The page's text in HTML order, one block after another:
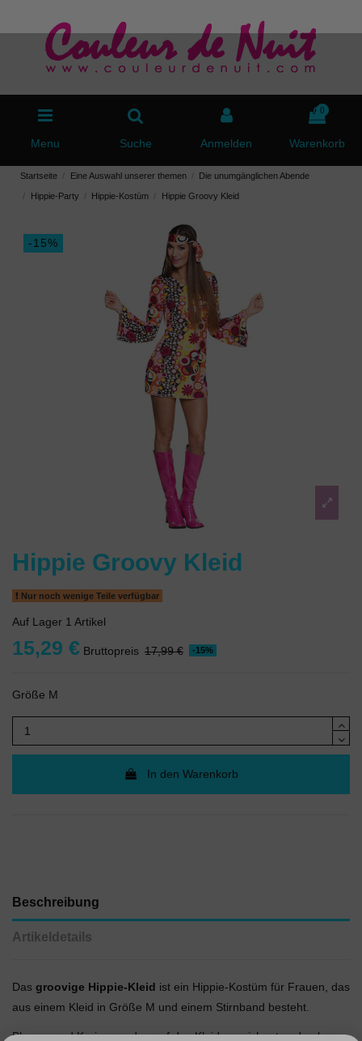
Menu Suche Anmelden
0
Warenkorb
Startseite Eine Auswahl unserer themen Die unumgänglichen Abende
Hippie-Party Hippie-Kostüm Hippie Groovy Kleid
-15%
Hippie Groovy Kleid
Nur noch wenige Teile verfügbar
Auf Lager 1 Artikel
15,29 € Bruttopreis 17,99 € -15%
Größe M
In den Warenkorb
Beschreibung
Artikeldetails
Das groovige Hippie-Kleid ist ein Hippie-Kostüm für Frauen, das
aus einem Kleid in Größe M und einem Stirnband besteht.
Blumen und Kreise werden auf das Kleid gezeichnet und geben